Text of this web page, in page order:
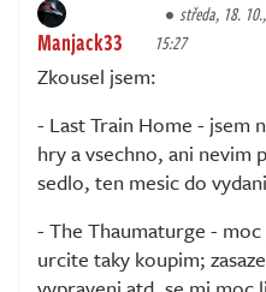
Manjack33
středa, 18. 10.,
15:27
Zkousel jsem:
- Last Train Home - jsem
hry a vsechno, ani nevim
sedlo, ten mesic do
- The Thaumaturge -
urcite taky koupim;